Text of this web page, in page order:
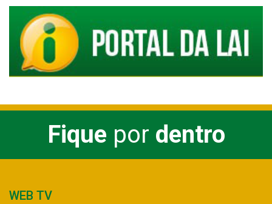
Fique por dentro
WEB TV